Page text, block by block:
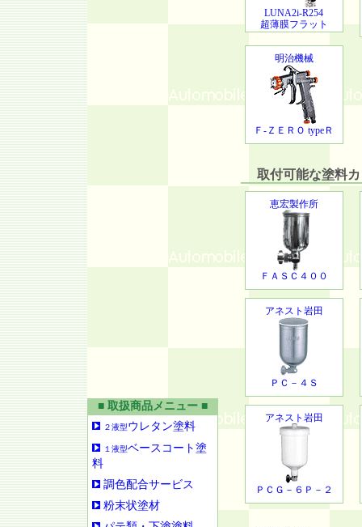
LUNA2i-R254
超薄膜フラット
明治機械
Ｆ-ＺＥＲＯ typeＲ
取付可能な塗料カ
恵宏製作所
ＦＡＳＣ４００
アネスト岩田
ＰＣ－４Ｓ
アネスト岩田
ＰＣＧ－６Ｐ－２
■ 取扱商品メニュー ■
２液型ウレタン塗料
１液型ベースコート塗
料
調色配合サービス
粉末状塗材